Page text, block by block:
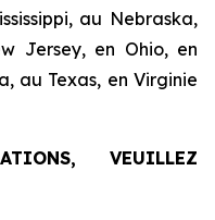
au Nebraska,
Jersey, en Ohio, en
au Texas, en Virginie
VEUILLEZ